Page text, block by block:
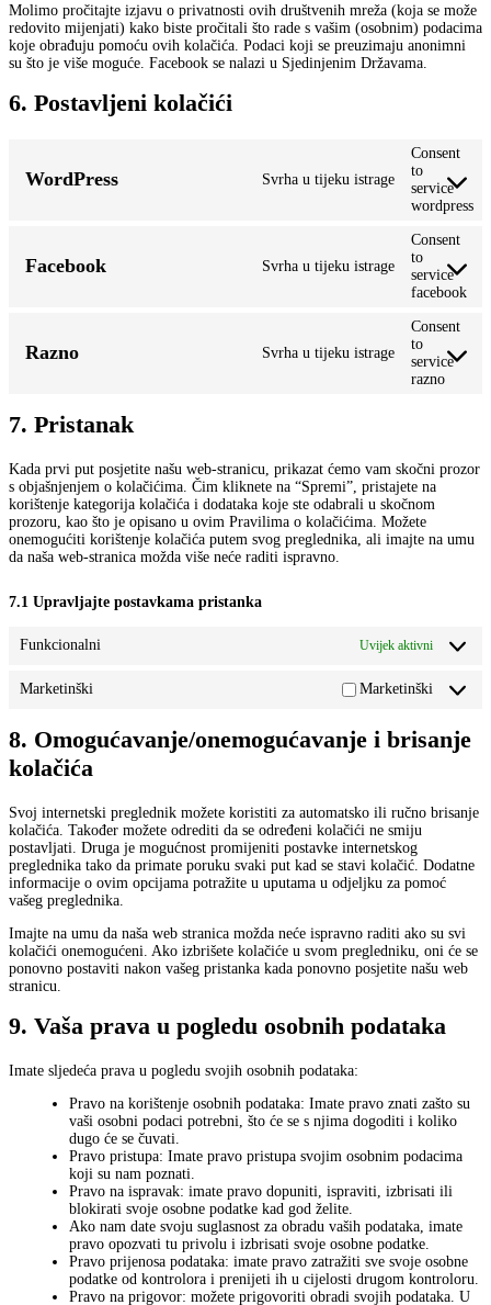
Molimo pročitajte izjavu o privatnosti ovih društvenih mreža (koja se može
redovito mijenjati) kako biste pročitali što rade s vašim (osobnim) podacima
koje obrađuju pomoću ovih kolačića. Podaci koji se preuzimaju anonimni
su što je više moguće. Facebook se nalazi u Sjedinjenim Državama.
6. Postavljeni kolačići
WordPress Svrha u tijeku istrage
Consent
to
service
wordpress
Facebook Svrha u tijeku istrage
Consent
to
service
facebook
Razno Svrha u tijeku istrage
Consent
to
service
razno
7. Pristanak
Kada prvi put posjetite našu web-stranicu, prikazat ćemo vam skočni prozor
s objašnjenjem o kolačićima. Čim kliknete na “Spremi”, pristajete na
korištenje kategorija kolačića i dodataka koje ste odabrali u skočnom
prozoru, kao što je opisano u ovim Pravilima o kolačićima. Možete
onemogućiti korištenje kolačića putem svog preglednika, ali imajte na umu
da naša web-stranica možda više neće raditi ispravno.
7.1 Upravljajte postavkama pristanka
Funkcionalni Uvijek aktivni
Marketinški Marketinški
8. Omogućavanje/onemogućavanje i brisanje
kolačića
Svoj internetski preglednik možete koristiti za automatsko ili ručno brisanje
kolačića. Također možete odrediti da se određeni kolačići ne smiju
postavljati. Druga je mogućnost promijeniti postavke internetskog
preglednika tako da primate poruku svaki put kad se stavi kolačić. Dodatne
informacije o ovim opcijama potražite u uputama u odjeljku za pomoć
vašeg preglednika.
Imajte na umu da naša web stranica možda neće ispravno raditi ako su svi
kolačići onemogućeni. Ako izbrišete kolačiće u svom pregledniku, oni će se
ponovno postaviti nakon vašeg pristanka kada ponovno posjetite našu web
stranicu.
9. Vaša prava u pogledu osobnih podataka
Imate sljedeća prava u pogledu svojih osobnih podataka:
Pravo na korištenje osobnih podataka: Imate pravo znati zašto su
vaši osobni podaci potrebni, što će se s njima dogoditi i koliko
dugo će se čuvati.
Pravo pristupa: Imate pravo pristupa svojim osobnim podacima
koji su nam poznati.
Pravo na ispravak: imate pravo dopuniti, ispraviti, izbrisati ili
blokirati svoje osobne podatke kad god želite.
Ako nam date svoju suglasnost za obradu vaših podataka, imate
pravo opozvati tu privolu i izbrisati svoje osobne podatke.
Pravo prijenosa podataka: imate pravo zatražiti sve svoje osobne
podatke od kontrolora i prenijeti ih u cijelosti drugom kontroloru.
Pravo na prigovor: možete prigovoriti obradi svojih podataka. U